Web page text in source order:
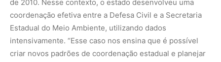
práticas antecipadas pelos governos estadual e
municipal”, afirma Lima-Silva.